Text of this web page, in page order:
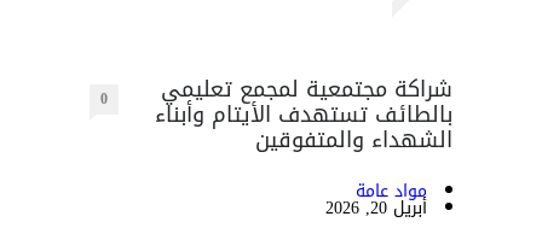
شراكة مجتمعية لمجمع تعليمي
بالطائف تستهدف الأيتام وأبناء
الشهداء والمتفوقين
0
مواد عامة
أبريل 20, 2026